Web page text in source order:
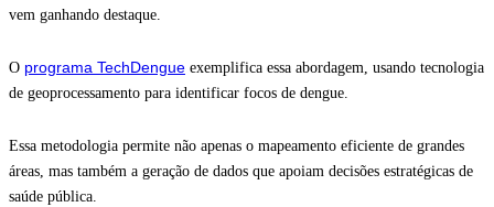
vem ganhando destaque.
O programa TechDengue exemplifica essa abordagem, usando tecnologia
de geoprocessamento para identificar focos de dengue.
Essa metodologia permite não apenas o mapeamento eficiente de grandes
áreas, mas também a geração de dados que apoiam decisões estratégicas de
saúde pública.